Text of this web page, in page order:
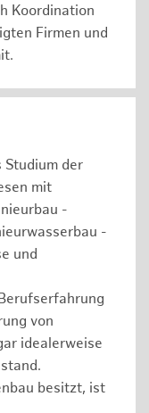
Koordination
Firmen und
Studium der
mit
-
-
und
von
idealerweise
besitzt, ist